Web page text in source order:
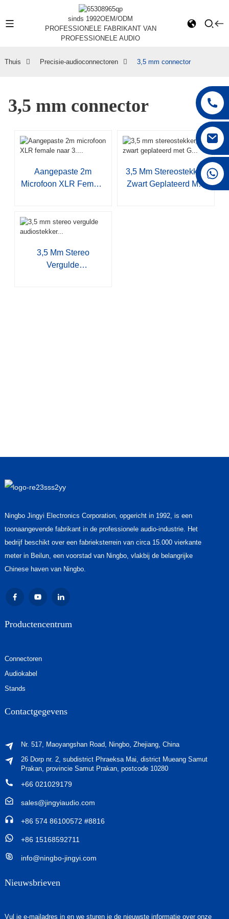
sinds 1992OEM/ODM
PROFESSIONELE FABRIKANT VAN
PROFESSIONELE AUDIO
+86 15168592711
Thuis Precisie-audioconnectoren 3,5 mm connector
3,5 mm connector
Aangepaste 2m
Microfoon XLR Female
3,5 Mm Stereostekker,
Zwart Geplateerd Met
3,5 Mm Stereo
Vergulde
Ningbo Jingyi Electronics Corporation, opgericht in 1992, is een
toonaangevende fabrikant in de professionele audio-industrie. Het
bedrijf beschikt over een fabrieksterrein van circa 15.000 vierkante
meter in Beilun, een voorstad van Ningbo, vlakbij de belangrijke
Chinese haven van Ningbo.
Productencentrum
Connectoren
Audiokabel
Stands
Contactgegevens
Nr. 517, Maoyangshan Road, Ningbo, Zhejiang, China
26 Dorp nr. 2, subdistrict Phraeksa Mai, district Mueang Samut
Prakan, provincie Samut Prakan, postcode 10280
+66 021029179
sales@jingyiaudio.com
+86 574 86100572 #8816
+86 15168592711
info@ningbo-jingyi.com
Nieuwsbrieven
Vul je e-mailadres in en we sturen je de nieuwste informatie over onze